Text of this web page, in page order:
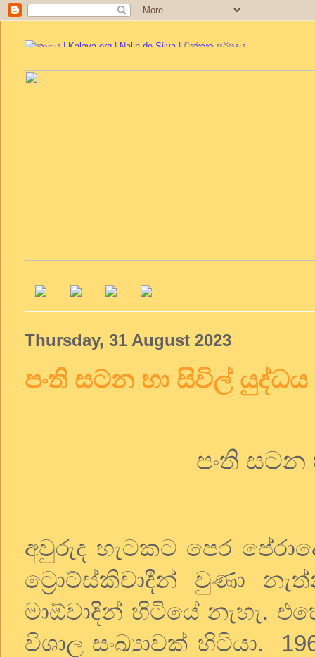
Thursday, 31 August 2023
පංති සටන හා සිවිල් යුද්ධය
පංති සටන
අවුරුද හැටකට පෙර
ට්‍රොට්ස්කිවාදීන්
වුණා
මාඕවාදින් හිටියේ නැහැ.
විශාල සංඛ්‍යාවක් හිටියා.